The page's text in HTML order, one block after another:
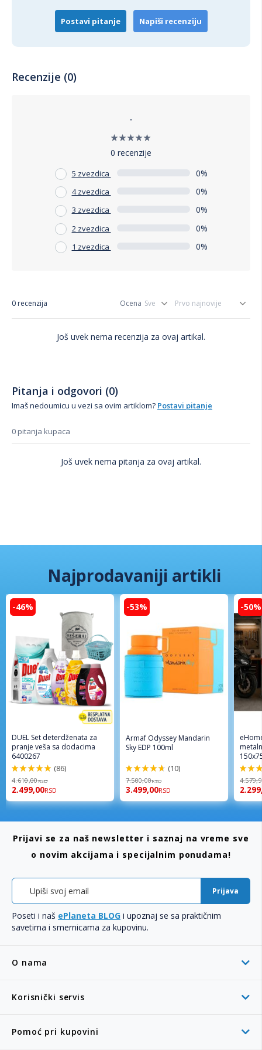
će postati vaše omiljeno mesto za opuštanje na otvorenom.
Investirajte u kvalitet i uživajte u svakom trenutku
provedenom na svežem vazduhu.
Postavi pitanje Napiši recenziju
Recenzije (0)
-
0 recenzije
5 zvezdica 0%
4 zvezdica 0%
3 zvezdica 0%
2 zvezdica 0%
1 zvezdica 0%
0 recenzija Ocena
Još uvek nema recenzija za ovaj artikal.
Pitanja i odgovori (0)
Imaš nedoumicu u vezi sa ovim artiklom? Postavi pitanje
0 pitanja kupaca
Još uvek nema pitanja za ovaj artikal.
Najprodavaniji artikli
-46%
DUEL Set deterdženata za
pranje veša sa dodacima
6400267
98%
(86)
4.610,00RSD
2.499,00RSD
-53%
Armaf Odyssey Mandarin
Sky EDP 100ml
94%
(10)
7.500,00RSD
3.499,00RSD
-50%
96%
O nama
Korisnički servis
Pomoć pri kupovini
Prijavi se za naš newsletter i saznaj na vreme sve
o novim akcijama i specijalnim ponudama!
Prijava
Poseti i naš ePlaneta BLOG i upoznaj se sa praktičnim
savetima i smernicama za kupovinu.